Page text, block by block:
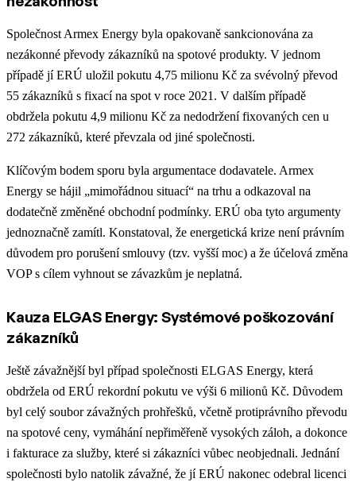
Společnost Armex Energy byla opakovaně sankcionována za
nezákonné převody zákazníků na spotové produkty. V jednom
případě jí ERÚ uložil pokutu 4,75 milionu Kč za svévolný převod
55 zákazníků s fixací na spot v roce 2021. V dalším případě
obdržela pokutu 4,9 milionu Kč za nedodržení fixovaných cen u
272 zákazníků, které převzala od jiné společnosti.
Klíčovým bodem sporu byla argumentace dodavatele. Armex
Energy se hájil „mimořádnou situací“ na trhu a odkazoval na
dodatečně změněné obchodní podmínky. ERÚ oba tyto argumenty
jednoznačně zamítl. Konstatoval, že energetická krize není právním
důvodem pro porušení smlouvy (tzv. vyšší moc) a že účelová změna
VOP s cílem vyhnout se závazkům je neplatná.
Kauza ELGAS Energy: Systémové poškozování
zákazníků
Ještě závažnější byl případ společnosti ELGAS Energy, která
obdržela od ERÚ rekordní pokutu ve výši 6 milionů Kč. Důvodem
byl celý soubor závažných prohřešků, včetně protiprávního převodu
na spotové ceny, vymáhání nepřiměřeně vysokých záloh, a dokonce
i fakturace za služby, které si zákazníci vůbec neobjednali. Jednání
společnosti bylo natolik závažné, že jí ERÚ nakonec odebral licenci